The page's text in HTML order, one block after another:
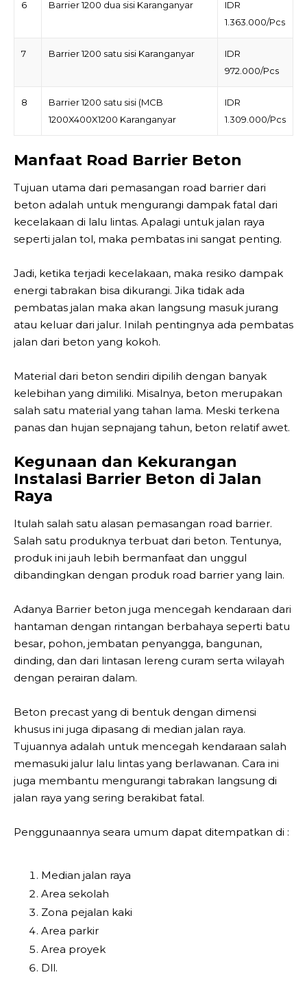
6 Barrier 1200 dua sisi Karanganyar
IDR
1.363.000/Pcs
7 Barrier 1200 satu sisi Karanganyar
IDR
972.000/Pcs
8
Barrier 1200 satu sisi (MCB
1200X400X1200 Karanganyar
IDR
1.309.000/Pcs
Manfaat Road Barrier Beton
Tujuan utama dari pemasangan road barrier dari
beton adalah untuk mengurangi dampak fatal dari
kecelakaan di lalu lintas. Apalagi untuk jalan raya
seperti jalan tol, maka pembatas ini sangat penting.
Jadi, ketika terjadi kecelakaan, maka resiko dampak
energi tabrakan bisa dikurangi. Jika tidak ada
pembatas jalan maka akan langsung masuk jurang
atau keluar dari jalur. Inilah pentingnya ada pembatas
jalan dari beton yang kokoh.
Material dari beton sendiri dipilih dengan banyak
kelebihan yang dimiliki. Misalnya, beton merupakan
salah satu material yang tahan lama. Meski terkena
panas dan hujan sepnajang tahun, beton relatif awet.
Kegunaan dan Kekurangan
Instalasi Barrier Beton di Jalan
Raya
Itulah salah satu alasan pemasangan road barrier.
Salah satu produknya terbuat dari beton. Tentunya,
produk ini jauh lebih bermanfaat dan unggul
dibandingkan dengan produk road barrier yang lain.
Adanya Barrier beton juga mencegah kendaraan dari
hantaman dengan rintangan berbahaya seperti batu
besar, pohon, jembatan penyangga, bangunan,
dinding, dan dari lintasan lereng curam serta wilayah
dengan perairan dalam.
Beton precast yang di bentuk dengan dimensi
khusus ini juga dipasang di median jalan raya.
Tujuannya adalah untuk mencegah kendaraan salah
memasuki jalur lalu lintas yang berlawanan. Cara ini
juga membantu mengurangi tabrakan langsung di
jalan raya yang sering berakibat fatal.
Penggunaannya seara umum dapat ditempatkan di :
Median jalan raya
Area sekolah
Zona pejalan kaki
Area parkir
Area proyek
Dll.